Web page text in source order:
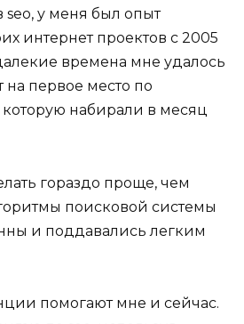
seo, у меня был опыт
интернет проектов с 2005
времена мне удалось
на первое место по
набирали в месяц
гораздо проще, чем
поисковой системы
и поддавались легким
помогают мне и сейчас.